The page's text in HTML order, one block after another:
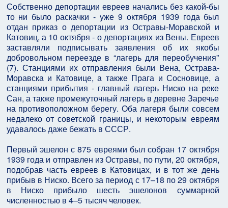
Собственно депортации евреев начались без какой-бы
то ни было раскачки - уже 9 октября 1939 года был
отдан приказ о депортации из Остравы-Моравской и
Катовиц, а 10 октября - о депортациях из Вены. Евреев
заставляли подписывать заявления об их якобы
добровольном переезде в “лагерь для переобучения”
(7). Станциями их отправления были Вена, Острава-
Моравска и Катовице, а также Прага и Сосновице, а
станциями прибытия - главный лагерь Ниско на реке
Сан, а также промежуточный лагерь в деревне Заречье
на противоположном берегу. Оба лагеря были совсем
недалеко от советской границы, и некоторым евреям
удавалось даже бежать в СССР.
Первый эшелон с 875 евреями был собран 17 октября
1939 года и отправлен из Остравы, по пути, 20 октября,
подобрав часть евреев в Катовицах, и в тот же день
прибыв в Ниско. Всего за период с 17–18 по 29 октября
в Ниско прибыло шесть эшелонов суммарной
численностью в 4–5 тысяч человек.